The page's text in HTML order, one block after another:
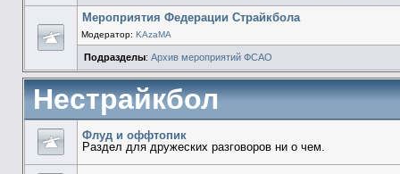
Мероприятия Федерации Страйкбола
Модератор: KAzaMA
Подразделы:Архив мероприятий ФСАО
Нестрайкбол
Флуд и оффтопик
Раздел для дружеских разговоров ни о чем.